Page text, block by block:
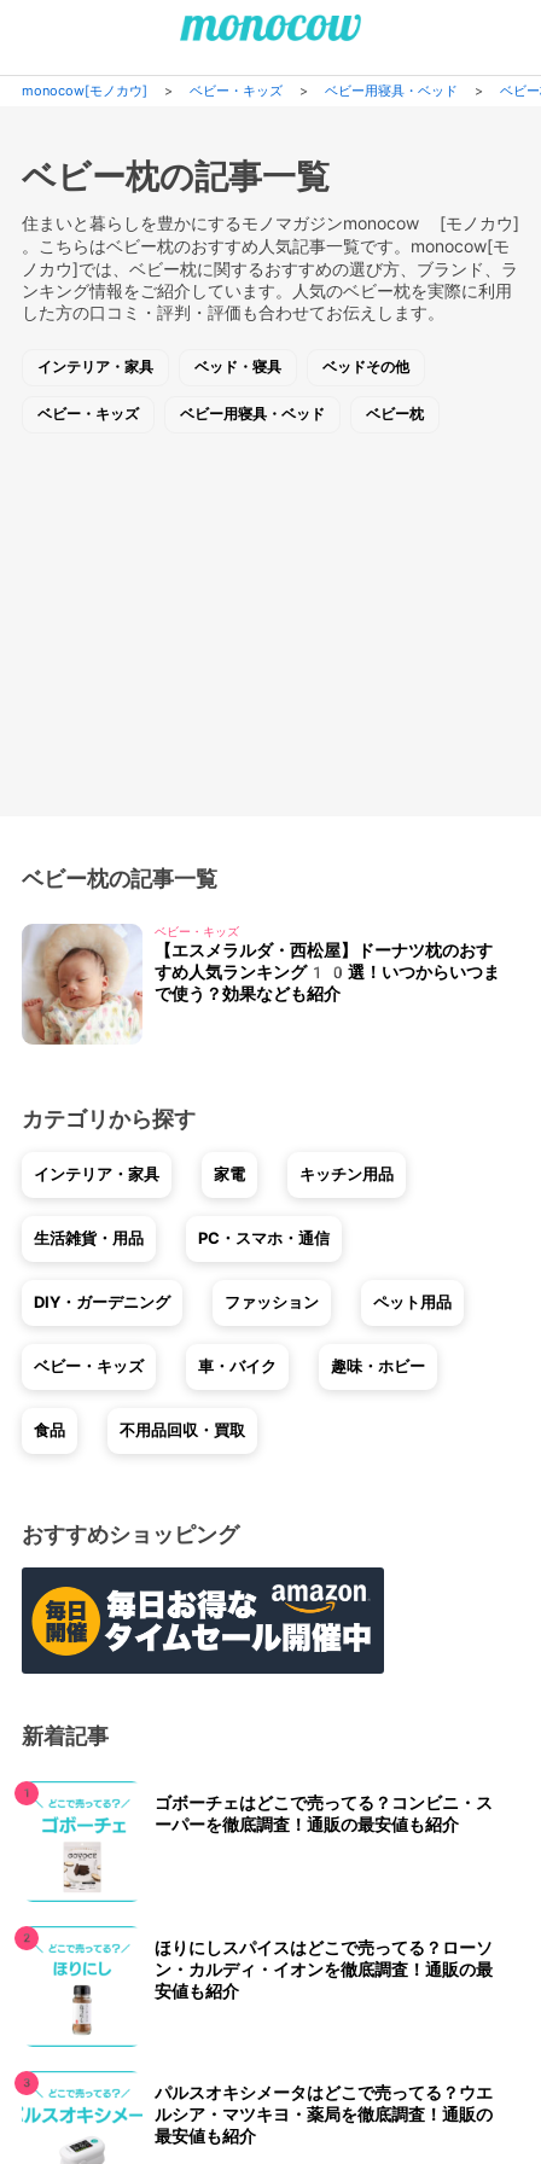
monocow[モノカウ] > ベビー・キッズ> ベビー用寝具・ベッド > ベビ
ベビー枕の記事一覧
住まいと暮らしを豊かにするモノマガジンmonocow [モノカウ]
。こちらはベビー枕のおすすめ人気記事一覧です。monocow[モ
ノカウ]では、ベビー枕に関するおすすめの選び方、ブランド、ラ
ンキング情報をご紹介しています。人気のベビー枕を実際に利用
した方の口コミ・評判・評価も合わせてお伝えします。
インテリア・家具 ベッド・寝具 ベッドその他
ベビー・キッズ ベビー用寝具・ベッド ベビー枕
ベビー枕の記事一覧
ベビー・キッズ
【エスメラルダ・西松屋】ドーナツ枕のおす
すめ人気ランキング10選！いつからいつま
で使う？効果なども紹介
カテゴリから探す
インテリア・家具 家電 キッチン用品
生活雑貨・用品 PC・スマホ・通信
DIY・ガーデニング ファッション ペット用品
ベビー・キッズ 車・バイク 趣味・ホビー
食品 不用品回収・買取
おすすめショッピング
新着記事
ゴボーチェはどこで売ってる？コンビニ・ス
ーパーを徹底調査！通販の最安値も紹介
ほりにしスパイスはどこで売ってる？ローソ
ン・カルディ・イオンを徹底調査！通販の最
安値も紹介
パルスオキシメータはどこで売ってる？ウエ
ルシア・マツキヨ・薬局を徹底調査！通販の
最安値も紹介